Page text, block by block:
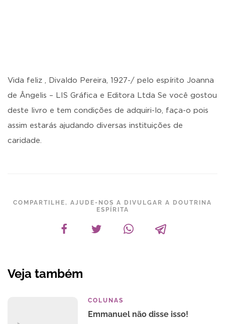
Vida feliz , Divaldo Pereira, 1927-/ pelo espírito Joanna
de Ângelis – LIS Gráfica e Editora Ltda Se você gostou
deste livro e tem condições de adquiri-lo, faça-o pois
assim estarás ajudando diversas instituições de
caridade.
COMPARTILHE, AJUDE-NOS A DIVULGAR A DOUTRINA
ESPÍRITA
Veja também
COLUNAS
Emmanuel não disse isso!